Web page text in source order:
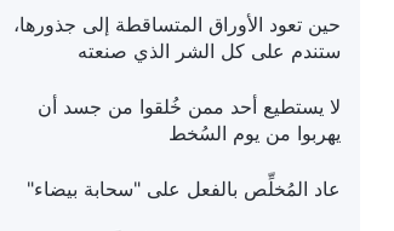
حين تعود الأوراق المتساقطة إلى جذورها،
ستندم على كل الشر الذي صنعته
لا يستطيع أحد ممن خُلقوا من جسد أن
يهربوا من يوم السُخط
عاد المُخلِّص بالفعل على "سحابة بيضاء"